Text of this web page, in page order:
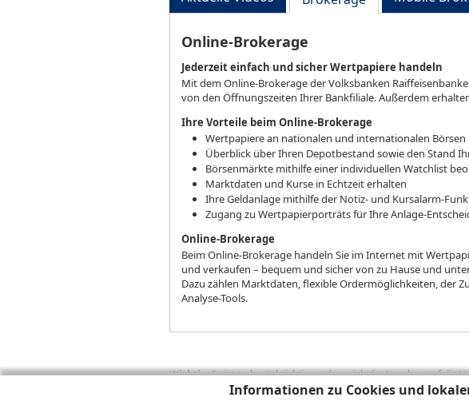
Informationen zu Cookies und
Online-Brokerage
Jederzeit einfach und sicher Wertpapiere handeln
Mit dem Online-Brokerage der Volksbanken
von den Öffnungszeiten Ihrer Bankfiliale. Außerdem
Ihre Vorteile beim Online-Brokerage
Wertpapiere an nationalen und internationalen Börsen
Überblick über Ihren Depotbestand sowie den Stand
Börsenmärkte mithilfe einer individuellen Watchlist
Marktdaten und Kurse in Echtzeit erhalten
Ihre Geldanlage mithilfe der Notiz- und Kursalarm-
Zugang zu Wertpapierporträts für Ihre Anlage-
Online-Brokerage
Beim Online-Brokerage handeln Sie im Internet mit
und verkaufen – bequem und sicher von zu Hause und
Dazu zählen Marktdaten, flexible Ordermöglichkeiten, der
Analyse-Tools.
Wichtig:Es ist zu berücksichtigen, dass sich die Angaben auf die
zukünftige Ergebnisse darstellen. Bei Performanceangaben